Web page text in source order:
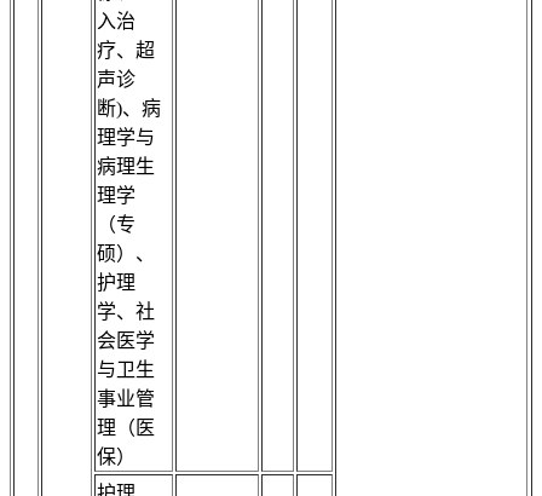
入治
疗、超
声诊
断)、病
理学与
病理生
理学
（专
硕）、
护理
学、社
会医学
与卫生
事业管
理（医
保）